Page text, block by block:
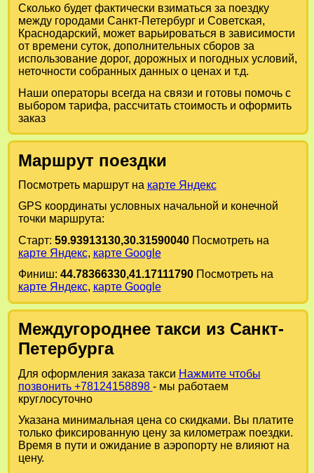
Сколько будет фактически взиматься за поездку
между городами Санкт-Петербурги Советская,
Краснодарский, может варьироваться в зависимости
от времени суток, дополнительных сборов за
использование дорог, дорожных и погодных условий,
неточности собранных данных о ценах и т.д.
Наши операторы всегда на связи и готовы помочь с
выбором тарифа, рассчитать стоимость и оформить
заказ
Маршрут поездки
Посмотреть маршрут на карте Яндекс
GPS координаты условных начальной и конечной
точки маршрута:
Старт: 59.93913130,30.31590040Посмотреть на
карте Яндекс, карте Google
Финиш: 44.78366330,41.17111790Посмотреть на
карте Яндекс, карте Google
Междугороднее такси из Санкт-
Петербурга
Для оформления заказа такси Нажмите чтобы
позвонить +78124158898 - мы работаем
круглосуточно
Указана минимальная цена со скидками. Вы платите
только фиксированную цену за километраж поездки.
Время в пути и ожидание в аэропорту не влияют на
цену.